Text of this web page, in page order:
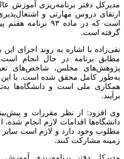
مدیرکل دفتر برنامه‌ریزی آموزش
ارتقای دروس مهارتی و
است که در ماده ۹۳
گرفته است.
نقی‌زاده با اشاره به روند اجرای این
مطابق برنامه در حال انجام
پژوهش‌های مجلس، شاخص‌های
به‌طور کامل محقق شده است. با این
همکاری ملی است و دانشگاه‌ها
برآیند.
وی افزود: از نظر مقررات و
دانشگاه‌ها اقدامات لازم انجام
مطلوب وجود دارد و لازم است سایر
زمینه مشارکت کنند.
مدیرکل دفتر برنامه‌ریزی آموزش